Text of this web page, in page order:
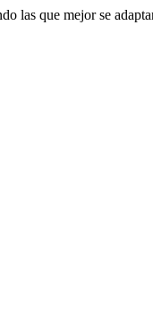
las que mejor se